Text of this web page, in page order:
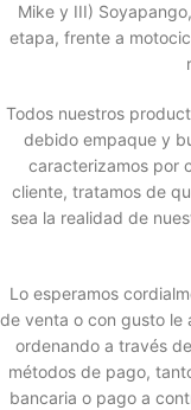
Mike y III)
etapa, frente a
Todos nuestros
debido empaque y
caracterizamos por
cliente, tratamos de
sea la realidad de
Lo esperamos
de venta o con gusto le
ordenando a través
métodos de pago,
bancaria o pago a